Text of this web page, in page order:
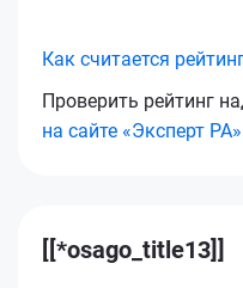
Как считается
Проверить рейтинг
на сайте «Эксперт РА»
[[*osago_title13]]